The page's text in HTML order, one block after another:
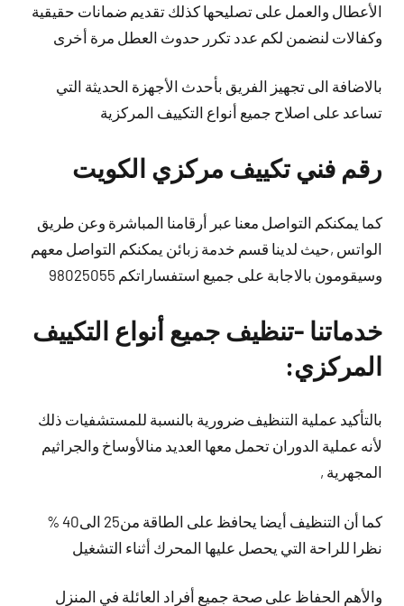
الأعطال والعمل على تصليحها كذلك تقديم ضمانات حقيقية
وكفالات لنضمن لكم عدد تكرر حدوث العطل مرة أخرى
بالاضافة الى تجهيز الفريق بأحدث الأجهزة الحديثة التي
تساعد على اصلاح جميع أنواع التكييف المركزية
رقم فني تكييف مركزي الكويت
كما يمكنكم التواصل معنا عبر أرقامنا المباشرة وعن طريق
الواتس ,حيث لدينا قسم خدمة زبائن يمكنكم التواصل معهم
وسيقومون بالاجابة على جميع استفساراتكم 98025055
خدماتنا -تنظيف جميع أنواع التكييف
المركزي:
بالتأكيد عملية التنظيف ضرورية بالنسبة للمستشفيات ذلك
لأنه عملية الدوران تحمل معها العديد منالأوساخ والجراثيم
المجهرية ,
كما أن التنظيف أيضا يحافظ على الطاقة من25 الى40 %
نظرا للراحة التي يحصل عليها المحرك أثناء التشغيل
والأهم الحفاظ على صحة جميع أفراد العائلة في المنزل